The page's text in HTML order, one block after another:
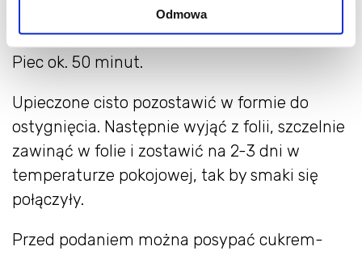
Odmowa
(25x20x5) wyłożonej pergaminem i wstawić
do piekarnika nagrzanego do 180 stopni C.
Piec ok. 50 minut.
Upieczone cisto pozostawić w formie do
ostygnięcia. Następnie wyjąć z folii, szczelnie
zawinąć w folie i zostawić na 2-3 dni w
temperaturze pokojowej, tak by smaki się
połączyły.
Przed podaniem można posypać cukrem-